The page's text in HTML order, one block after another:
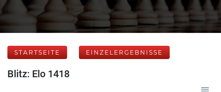
STARTSEITE EINZELERGEBNISSE
Blitz: Elo 1418